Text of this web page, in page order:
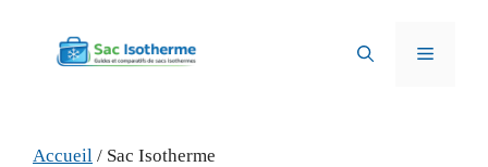
contenu
Menu
Accueil / Sac Isotherme